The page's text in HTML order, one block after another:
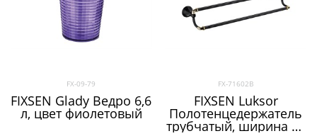
FX-09-79
FIXSEN Glady Ведро 6,6
л, цвет фиолетовый
FX-71602B
FIXSEN Luksor
Полотенцедержатель
трубчатый, ширина 62